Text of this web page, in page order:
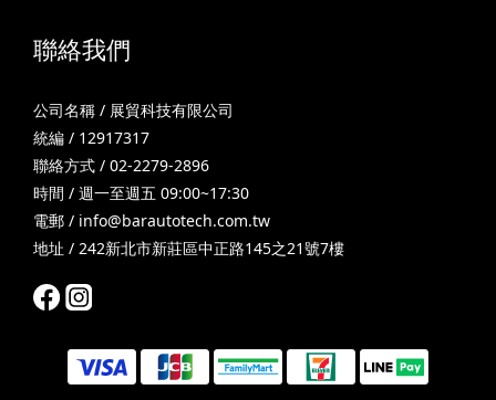
聯絡我們
公司名稱 / 展貿科技有限公司
統編 / 12917317
聯絡方式 / 02-2279-2896
時間 / 週一至週五 09:00~17:30
電郵 / info@barautotech.com.tw
地址 / 242新北市新莊區中正路145之21號7樓